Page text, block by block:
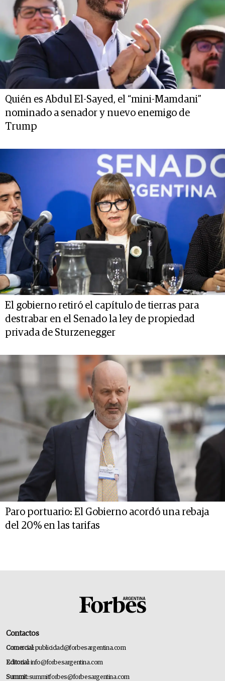
Quién es Abdul El-Sayed, el “mini-Mamdani”
nominado a senador y nuevo enemigo de
Trump
El gobierno retiró el capítulo de tierras para
destrabar en el Senado la ley de propiedad
privada de Sturzenegger
Paro portuario: El Gobierno acordó una rebaja
del 20% en las tarifas
Contactos
Comercial:publicidad@forbesargentina.com
Editorial:info@forbesargentina.com
Summit:summitforbes@forbesargentina.com